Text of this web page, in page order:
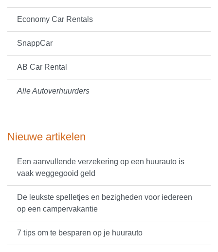
Economy Car Rentals
SnappCar
AB Car Rental
Alle Autoverhuurders
Nieuwe artikelen
Een aanvullende verzekering op een huurauto is
vaak weggegooid geld
De leukste spelletjes en bezigheden voor iedereen
op een campervakantie
7 tips om te besparen op je huurauto